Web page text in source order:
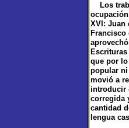
Los
XVI: Juan
que por
popular ni
movió a
introducir
corregida
cantidad
lengua